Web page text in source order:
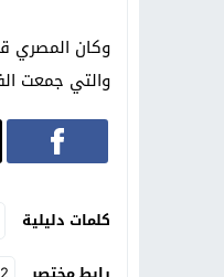
وكان المصري
والتي جمعت
كلمات دليلية